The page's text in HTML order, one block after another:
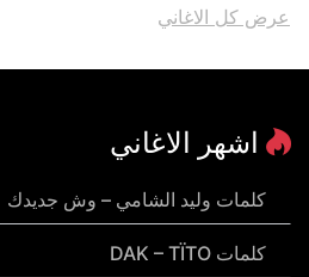
عرض كل الاغاني
اشهر الاغاني
كلمات وليد الشامي – وش جديدك
كلمات DAK – TÏTO